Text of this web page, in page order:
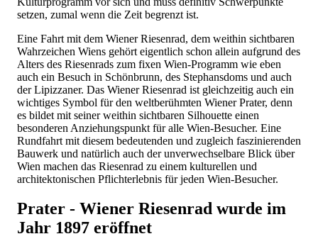
setzen, zumal wenn die Zeit begrenzt ist.
Eine Fahrt mit dem Wiener Riesenrad, dem weithin sichtbaren
Wahrzeichen Wiens gehört eigentlich schon allein aufgrund des
Alters des Riesenrads zum fixen Wien-Programm wie eben
auch ein Besuch in Schönbrunn, des Stephansdoms und auch
der Lipizzaner. Das Wiener Riesenrad ist gleichzeitig auch ein
wichtiges Symbol für den weltberühmten Wiener Prater, denn
es bildet mit seiner weithin sichtbaren Silhouette einen
besonderen Anziehungspunkt für alle Wien-Besucher. Eine
Rundfahrt mit diesem bedeutenden und zugleich faszinierenden
Bauwerk und natürlich auch der unverwechselbare Blick über
Wien machen das Riesenrad zu einem kulturellen und
architektonischen Pflichterlebnis für jeden Wien-Besucher.
Prater - Wiener Riesenrad wurde im
Jahr 1897 eröffnet